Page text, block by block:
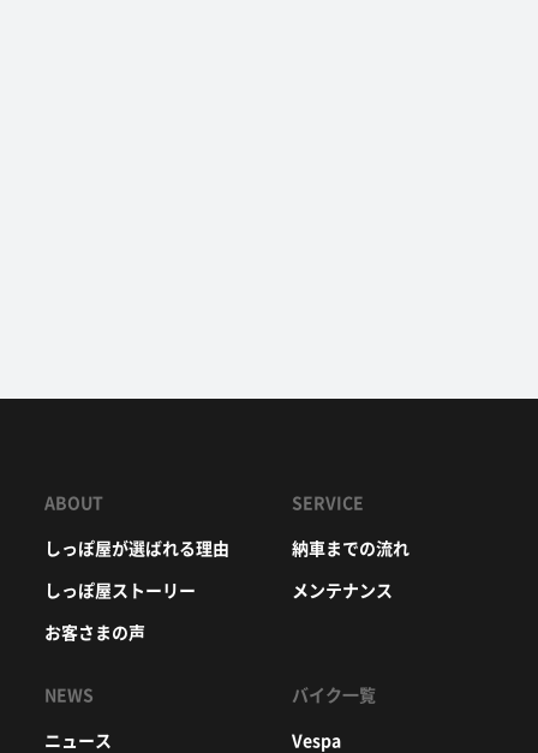
ABOUT
しっぽ屋が選ばれる理由
しっぽ屋ストーリー
お客さまの声
NEWS
ニュース
SERVICE
納車までの流れ
メンテナンス
バイク一覧
Vespa